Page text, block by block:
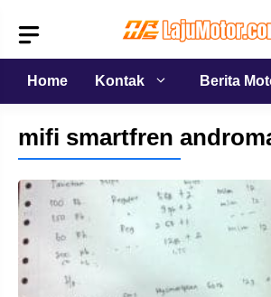
isi
Home
Kontak Berita
mifi smartfren